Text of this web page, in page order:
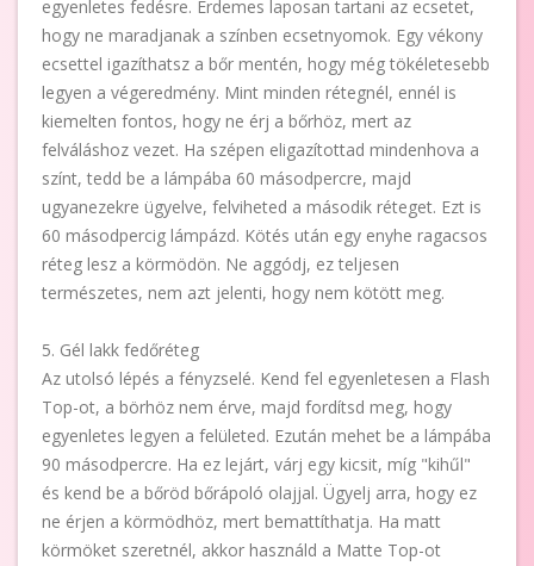
egyenletes fedésre. Érdemes laposan tartani az ecsetet,
hogy ne maradjanak a színben ecsetnyomok. Egy vékony
ecsettel igazíthatsz a bőr mentén, hogy még tökéletesebb
legyen a végeredmény. Mint minden rétegnél, ennél is
kiemelten fontos, hogy ne érj a bőrhöz, mert az
felváláshoz vezet. Ha szépen eligazítottad mindenhova a
színt, tedd be a lámpába 60 másodpercre, majd
ugyanezekre ügyelve, felviheted a második réteget. Ezt is
60 másodpercig lámpázd. Kötés után egy enyhe ragacsos
réteg lesz a körmödön. Ne aggódj, ez teljesen
természetes, nem azt jelenti, hogy nem kötött meg.
5. Gél lakk fedőréteg
Az utolsó lépés a fényzselé. Kend fel egyenletesen a Flash
Top-ot, a börhöz nem érve, majd fordítsd meg, hogy
egyenletes legyen a felületed. Ezután mehet be a lámpába
90 másodpercre. Ha ez lejárt, várj egy kicsit, míg "kihűl"
és kend be a bőröd bőrápoló olajjal. Ügyelj arra, hogy ez
ne érjen a körmödhöz, mert bemattíthatja. Ha matt
körmöket szeretnél, akkor használd a Matte Top-ot